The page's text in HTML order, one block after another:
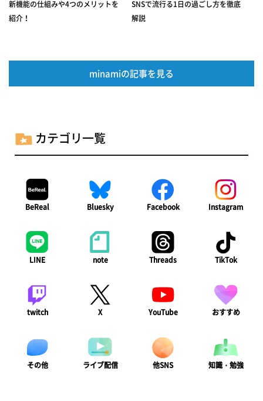
新機能の仕組みや4つのメリットを
紹介！
SNSで流行る1日の過ごし方を徹底
解説
minamiの記事を見る
カテゴリ一覧
BeReal Bluesky Facebook Instagram
LINE note Threads TikTok
twitch X YouTube おすすめ
その他 ライブ配信 他SNS 知識・勉強